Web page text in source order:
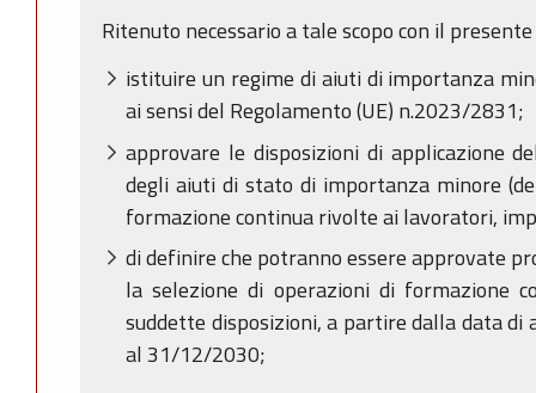
Ritenuto necessario a tale scopo con il
istituire un regime di aiuti di importanza
ai sensi del Regolamento (UE) n.2023/2831;
approvare le disposizioni di applicazione
degli aiuti di stato di importanza minore
formazione continua rivolte ai lavoratori,
di definire che potranno essere approvate
la selezione di operazioni di formazione
suddette disposizioni, a partire dalla data
al 31/12/2030;